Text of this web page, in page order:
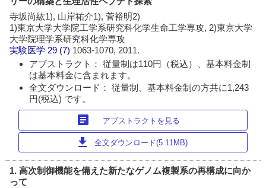
寺坂尚紘1), 山岸祐介1), 菅裕明2)
1)東京大学大学院工学系研究科化学生命工学専攻, 2)東京大学
大学院理学系研究科化学専攻
実験医学 29 (7) 1063-1070, 2011.
アブストラクト： 従量制は110円（税込）、基本料金制
は基本料金に含まれます。
全文ダウンロード： 従量制、基本料金制の方共に1,243
円(税込) です。
article アブストラクトを見る
download 全文ダウンロード(5.11MB)
1. 高次制御機能を備えた新たなゲノム複製系の再構成に向か
って